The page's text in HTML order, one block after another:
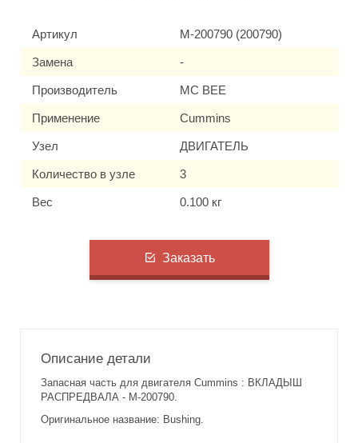
Артикул M-200790 (200790)
Замена -
Производитель MC BEE
Применение Cummins
Узел ДВИГАТЕЛЬ
Количество в узле 3
Вес 0.100 кг
Заказать
Описание детали
Запасная часть для двигателя Cummins : ВКЛАДЫШ
РАСПРЕДВАЛА - M-200790.
Оригинальное название: Bushing.